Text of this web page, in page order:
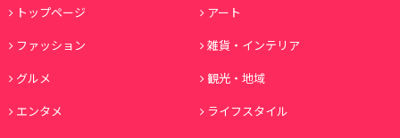
トップページ
アート
ファッション
雑貨・インテリア
グルメ
観光・地域
エンタメ
ライフスタイル